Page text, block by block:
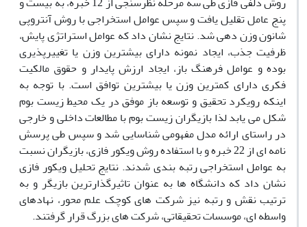
پنج عامل تقلیل یافت و سپس عوامل استخراجی با روش آنتروپی
شانون وزن دهی شد. نتایج نشان داد که عوامل استراتژی پایش،
ظرفیت جذب، ایجاد نمونه دارای بیشترین وزن یا تغییرپذیری
بوده و عوامل فرهنگ باز، ایجاد ارزش پایدار و حقوق مالکیت
فکری دارای کمترین وزن یا بیشترین توافق است. با توجه به
اینکه رویکرد تحقیق و توسعه باز موفق در یک محیط زیست بوم
شکل می یابد لذا بازیگران زیست بوم با مطالعات داخلی و خارجی
در راستای ارائه مدل مفهومی شناسایی شد و سپس طی پرسش
نامه ای از 22 خبره و با استفاده روش ویکور فازی، بازیگران نسبت
به عوامل استخراجی رتبه بندی شدند. نتایج تحلیل ویکور فازی
نشان داد که دانشگاه ها به عنوان تاثیرگذارترین بازیگر و به
ترتیب نقش و رتبه نیز شرکت های کوچک علم محور، نهادهای
واسطه ای، موسسات تحقیقاتی، شرکت های بزرگ قرار گرفتند.